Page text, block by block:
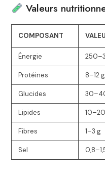
Valeurs
COMPOSANT
Énergie
Protéines 8–12 g
Glucides
Lipides
Fibres 1–3 g
Sel